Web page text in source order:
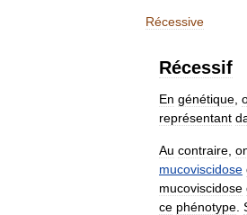
Récessive
Récessif
En génétique
représentant
Au contraire
mucoviscidose
mucoviscidose
ce phénotype